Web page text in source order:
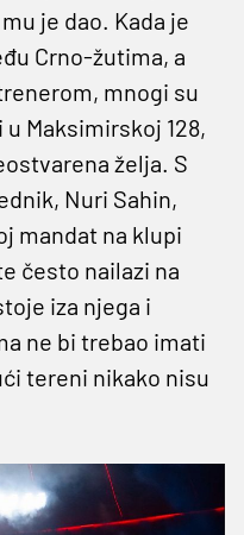
je dao. Kada je
Crno-žutima, a
mnogi su
Maksimirskoj 128,
želja. S
Nuri Sahin,
mandat na klupi
često nailazi na
iza njega i
ne bi trebao imati
tereni nikako nisu